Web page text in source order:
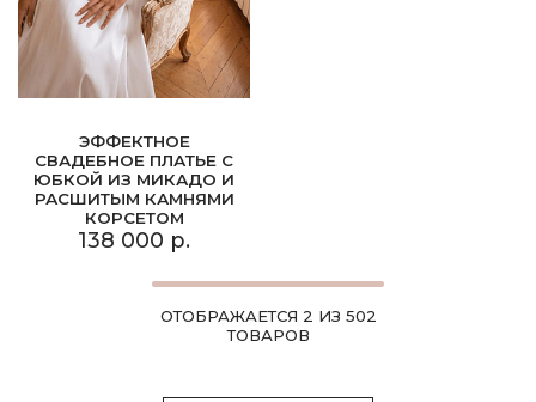
ЭФФЕКТНОЕ
СВАДЕБНОЕ ПЛАТЬЕ С
ЮБКОЙ ИЗ МИКАДО И
РАСШИТЫМ КАМНЯМИ
КОРСЕТОМ
138 000 р.
ОТОБРАЖАЕТСЯ 2 ИЗ 502
ТОВАРОВ